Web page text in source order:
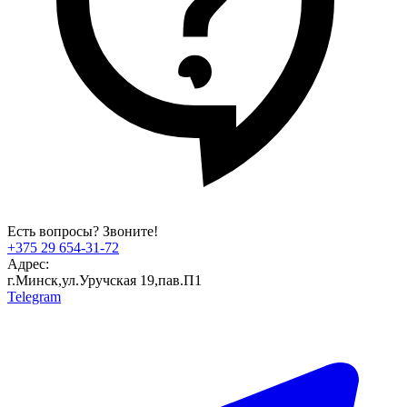
Есть вопросы? Звоните!
+375 29 654-31-72
Адрес:
г.Минск,ул.Уручская 19,пав.П1
Telegram